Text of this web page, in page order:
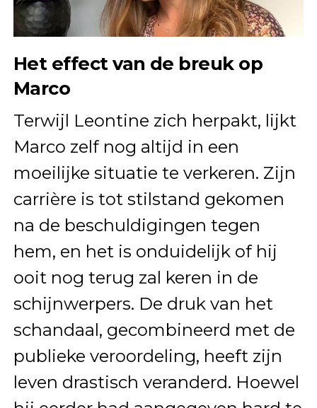
Het effect van de breuk op
Marco
Terwijl Leontine zich herpakt, lijkt
Marco zelf nog altijd in een
moeilijke situatie te verkeren. Zijn
carrière is tot stilstand gekomen
na de beschuldigingen tegen
hem, en het is onduidelijk of hij
ooit nog terug zal keren in de
schijnwerpers. De druk van het
schandaal, gecombineerd met de
publieke veroordeling, heeft zijn
leven drastisch veranderd. Hoewel